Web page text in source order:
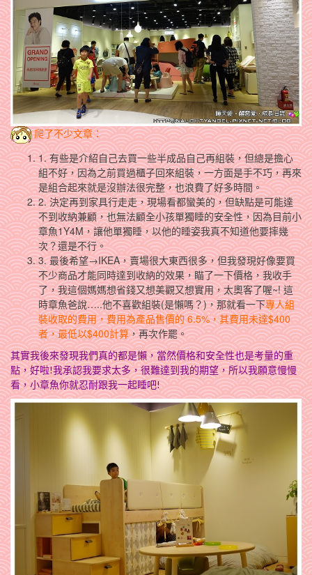
爬了不少文章：
1. 有些是介紹自己去買一些半成品自己再組裝，但總是擔心
組不好，因為之前買過櫃子回來組裝，一方面是手不巧，再來
是組合起來就是沒辦法很完整，也浪費了好多時間。
2. 決定再到家具行走走，現場看都蠻美的，但缺點是可能達
不到收納兼顧，也無法顧全小孩單獨睡的安全性，因為目前小
章魚1Y4M，讓他單獨睡，以他的睡姿我真不知道他要摔幾
次？還是不行。
3. 最後希望→IKEA，賣場很大東西很多，但我發現好像要買
不少商品才能同時達到收納的效果，瞄了一下價格，我收手
了，我這個媽媽想省錢又想美觀又想實用，太奧客了喔~! 這
時章魚爸說…..他不喜歡組裝(是懶嗎？)，那就看一下專人組
裝收取的費用，費用為產品售價的 6.5%，其費用未達$400
者，最低以$400計算，再次作罷。
其實我後來發現我們真的都是懶，當然價格和安全性也是考量的重
點，好啦!我承認我要求太多，很難達到我的期望，所以我願意慢慢
看，小章魚你就忍耐跟我一起睡吧!